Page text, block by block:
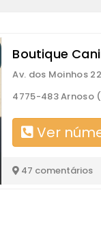
Boutique
Av. dos Moinhos
4775-483 Arnoso
Ver
47 comentários